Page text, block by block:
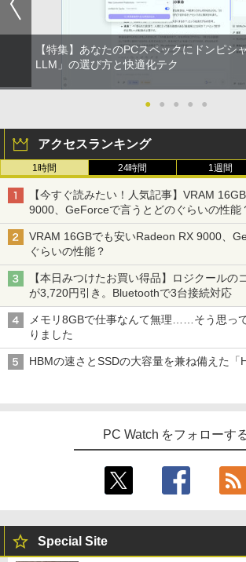
【特集】あなたのPCスペックにドンピシ
LLM」の選び方と快適化テク
● ● ● ● ●
アクセスランキング
1時間 24時間 1週間
【今すぐ読みたい！人気記事】VRAM
9000、GeForceで言うとどのぐらいの性能
VRAM 16GBでも安いRadeon RX 9000、
ぐらいの性能？
【本日みつけたお買い得品】ロジクールの
が3,720円引き。Bluetoothで3台接続対応
メモリ8GBで仕事なんて無理……そう思っ
りました
HBMの速さとSSDの大容量を兼ね備えた「
PC Watch をフォローす
Special Site